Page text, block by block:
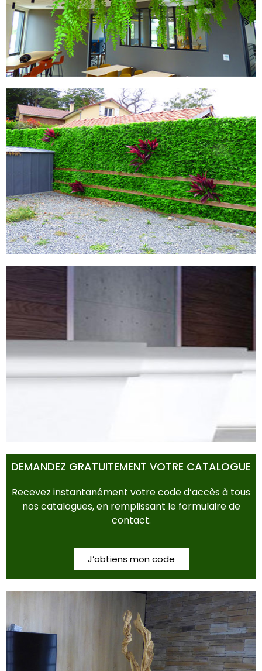
MURS ARTIFCIELS
POTS & BACS
DEMANDEZ GRATUITEMENT VOTRE CATALOGUE
Recevez instantanément votre code d’accès à tous
nos catalogues, en remplissant le formulaire de
contact.
J’obtiens mon code
LIANES & TRONCS